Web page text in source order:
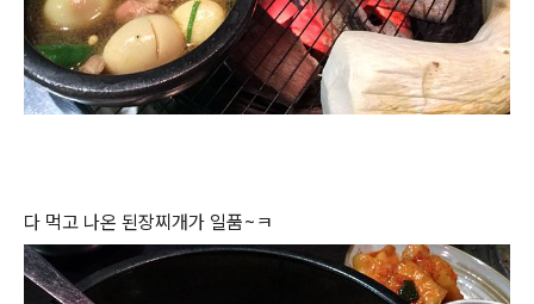
다 먹고 나온 된장찌개가 일품~ㅋ